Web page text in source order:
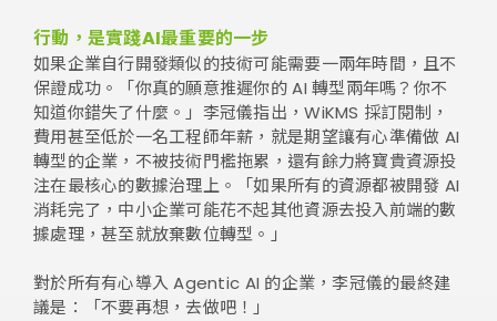
行動，是實踐AI最重要的一步
如果企業自行開發類似的技術可能需要一兩年時間，且不
保證成功。「你真的願意推遲你的 AI 轉型兩年嗎？你不
知道你錯失了什麼。」李冠儀指出，WiKMS 採訂閱制，
費用甚至低於一名工程師年薪，就是期望讓有心準備做 AI
轉型的企業，不被技術門檻拖累，還有餘力將寶貴資源投
注在最核心的數據治理上。「如果所有的資源都被開發 AI
消耗完了，中小企業可能花不起其他資源去投入前端的數
據處理，甚至就放棄數位轉型。」
對於所有有心導入 Agentic AI 的企業，李冠儀的最終建
議是：「不要再想，去做吧！」